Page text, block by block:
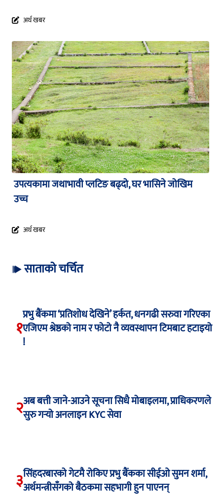
अर्थ खबर
उपत्यकामा जथाभावी प्लटिङ बढ्दो, घर भासिने जोखिम
उच्च
अर्थ खबर
साताको चर्चित
१
प्रभु बैंकमा ‘प्रतिशोध देखिने’ हर्कत, धनगढी सरुवा गरिएका
एजिएम श्रेष्ठको नाम र फोटो नै व्यवस्थापन टिमबाट हटाइयो
!
२अब बत्ती जाने-आउने सूचना सिधै मोबाइलमा, प्राधिकरणले
सुरु गर्‍यो अनलाइन KYC सेवा
३सिंहदरबारको गेटमै रोकिए प्रभु बैंकका सीईओ सुमन शर्मा,
अर्थमन्त्रीसँगको बैठकमा सहभागी हुन पाएनन्